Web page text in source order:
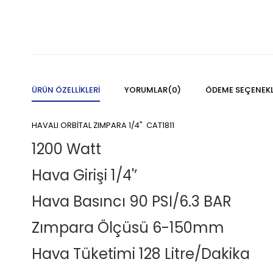
ÜRÜN ÖZELLIKLERI YORUMLAR(0) ÖDEME
HAVALI ORBİTAL ZIMPARA 1/4" CAT1811
1200 Watt
Hava Girişi 1/4'’
Hava Basıncı 90 PSI/6.3 BAR
Zımpara Ölçüsü 6-150mm
Hava Tüketimi 128 Litre/Dakika